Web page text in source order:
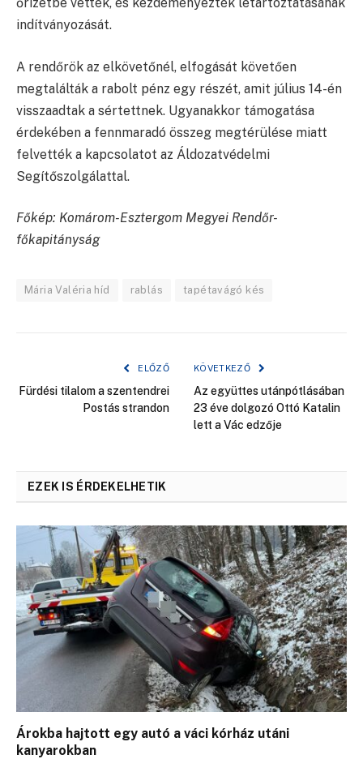
indítványozását.
A rendőrök az elkövetőnél, elfogását követően
megtalálták a rabolt pénz egy részét, amit július 14-én
visszaadtak a sértettnek. Ugyanakkor támogatása
érdekében a fennmaradó összeg megtérülése miatt
felvették a kapcsolatot az Áldozatvédelmi
Segítőszolgálattal.
Főkép: Komárom-Esztergom Megyei Rendőr-
főkapitányság
Mária Valéria híd rablás tapétavágó kés
ELŐZŐ
Fürdési tilalom a szentendrei
Postás strandon
KÖVETKEZŐ
Az együttes utánpótlásában
23 éve dolgozó Ottó Katalin
lett a Vác edzője
EZEK IS ÉRDEKELHETIK
Árokba hajtott egy autó a váci kórház utáni
kanyarokban